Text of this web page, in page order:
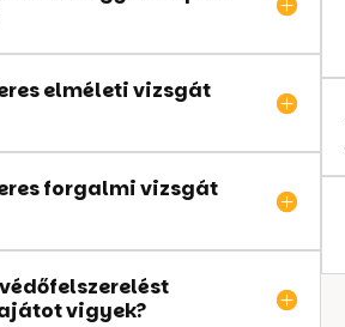
elméleti vizsgát
forgalmi vizsgát
vigyek?